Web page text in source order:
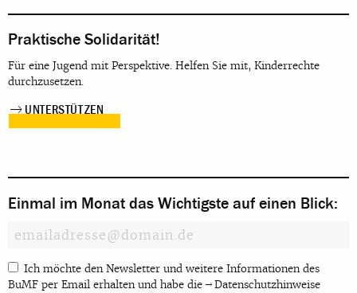
Praktische Solidarität!
Für eine Jugend mit Perspektive. Helfen Sie mit, Kinderrechte
durchzusetzen.
UNTERSTÜTZEN
Einmal im Monat das Wichtigste auf einen Blick:
Ich möchte den Newsletter und weitere Informationen des
BuMF per Email erhalten und habe die
Datenschutzhinweise